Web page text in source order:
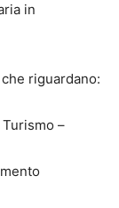
in
riguardano:
–